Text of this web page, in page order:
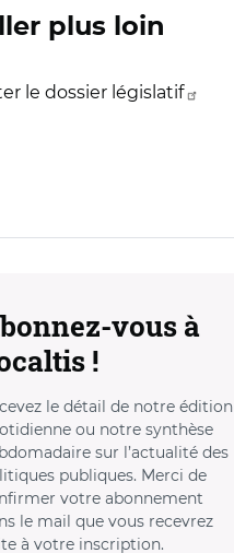
plus loin
le dossier législatif
vous à
!
le détail de notre édition
ou notre synthèse
sur l’actualité des
publiques. Merci de
votre abonnement
le mail que vous recevrez
à votre inscription.